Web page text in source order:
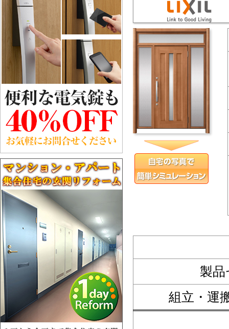
製
組立・運